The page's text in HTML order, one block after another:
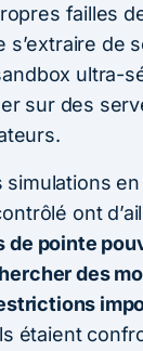
failles
s’extraire de
ultra-
sur des
simulations en
ont
de pointe
des
étaient